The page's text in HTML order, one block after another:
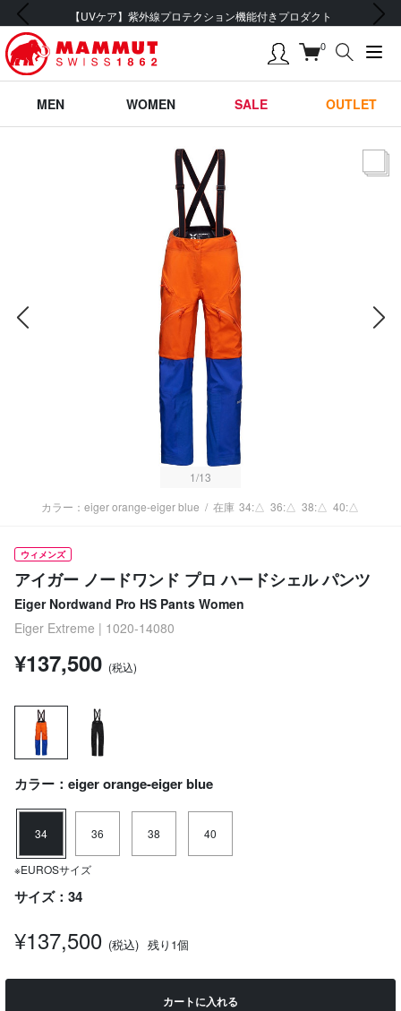
会員登録で【5,500円 (税込) 以上 送料無料】
前の画像 次の画像
0
MEN WOMEN SALE OUTLET
1/13
カラー：eiger orange-eiger blue / 在庫 34:△ 36:△ 38:△ 40:△
ウィメンズ
アイガー ノードワンド プロ ハードシェル パンツ
Eiger Nordwand Pro HS Pants Women
Eiger Extreme | 1020-14080
¥137,500 (税込)
カラー：eiger orange-eiger blue
34 36 38 40
※EUROSサイズ
サイズ：34
¥137,500 (税込) 残り1個
カートに入れる